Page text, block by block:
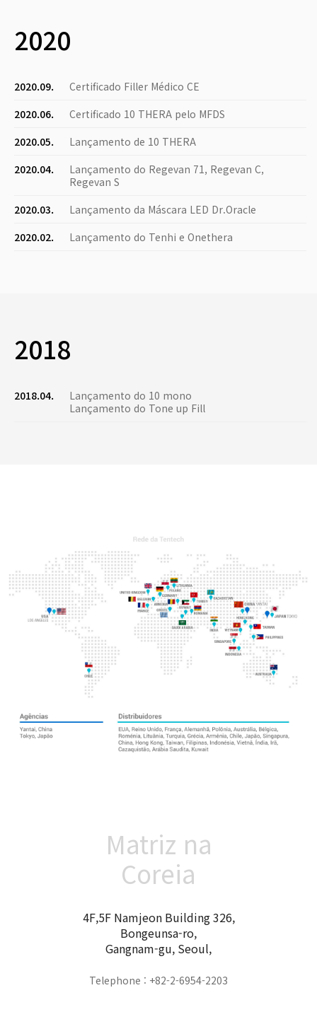
2020
2020.09.
Certificado Filler Médico CE
2020.06.
Certificado 10 THERA pelo MFDS
2020.05.
Lançamento de 10 THERA
2020.04.
Lançamento do Regevan 71, Regevan C,
Regevan S
2020.03.
Lançamento da Máscara LED Dr.Oracle
2020.02.
Lançamento do Tenhi e Onethera
2018
2018.04.
Lançamento do 10 mono
Lançamento do Tone up Fill
Matriz na
Coreia
4F,5F Namjeon Building 326,
Bongeunsa-ro,
Gangnam-gu, Seoul,
Telephone : +82-2-6954-2203